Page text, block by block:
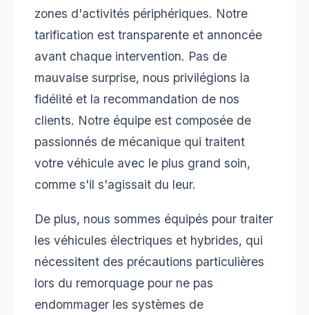
zones d'activités périphériques. Notre
tarification est transparente et annoncée
avant chaque intervention. Pas de
mauvaise surprise, nous privilégions la
fidélité et la recommandation de nos
clients. Notre équipe est composée de
passionnés de mécanique qui traitent
votre véhicule avec le plus grand soin,
comme s'il s'agissait du leur.
De plus, nous sommes équipés pour traiter
les véhicules électriques et hybrides, qui
nécessitent des précautions particulières
lors du remorquage pour ne pas
endommager les systèmes de